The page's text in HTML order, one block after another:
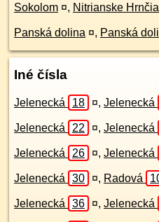
Sokolom ¤, Nitrianske
Panská dolina ¤, Panská
Iné čísla
Jelenecká 18 ¤, Jelenecká
Jelenecká 22 ¤, Jelenecká
Jelenecká 26 ¤, Jelenecká
Jelenecká 30 ¤, Radová
Jelenecká 36 ¤, Jelenecká